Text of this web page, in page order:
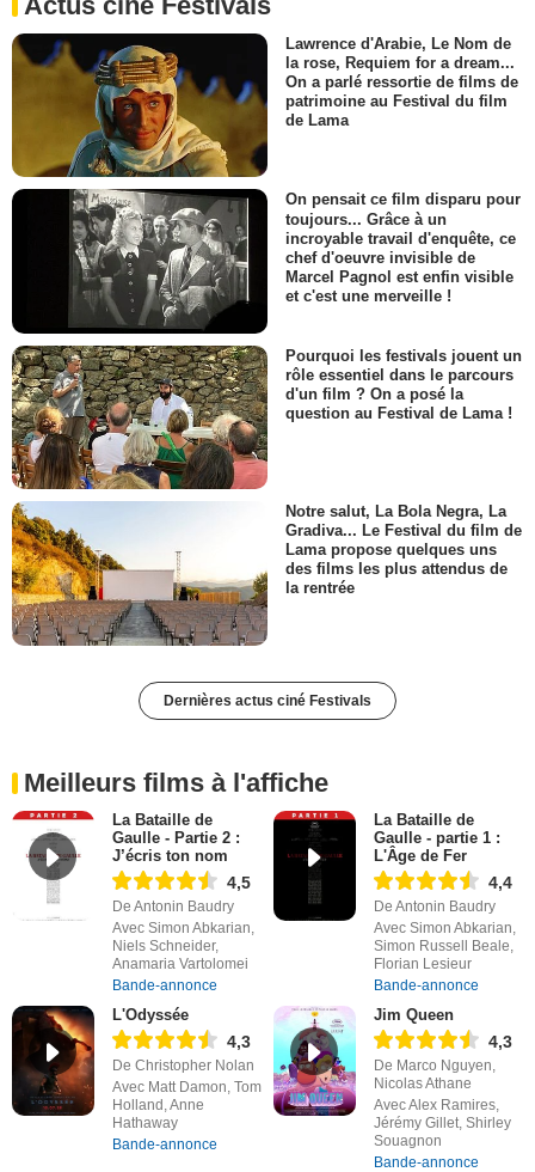
Lawrence d'Arabie, Le Nom de
la rose, Requiem for a dream...
On a parlé ressortie de films de
patrimoine au Festival du film
de Lama
On pensait ce film disparu pour
toujours... Grâce à un
incroyable travail d'enquête, ce
chef d'oeuvre invisible de
Marcel Pagnol est enfin visible
et c'est une merveille !
Pourquoi les festivals jouent un
rôle essentiel dans le parcours
d'un film ? On a posé la
question au Festival de Lama !
Notre salut, La Bola Negra, La
Gradiva... Le Festival du film de
Lama propose quelques uns
des films les plus attendus de
la rentrée
Dernières actus ciné Festivals
Meilleurs films à l'affiche
La Bataille de
Gaulle - Partie 2 :
J’écris ton nom
4,5
De Antonin Baudry
Avec Simon Abkarian,
Niels Schneider,
Anamaria Vartolomei
Bande-annonce
La Bataille de
Gaulle - partie 1 :
L'Âge de Fer
4,4
De Antonin Baudry
Avec Simon Abkarian,
Simon Russell Beale,
Florian Lesieur
Bande-annonce
L'Odyssée
4,3
De Christopher Nolan
Avec Matt Damon, Tom
Holland, Anne
Hathaway
Bande-annonce
Jim Queen
4,3
De Marco Nguyen,
Nicolas Athane
Avec Alex Ramires,
Jérémy Gillet, Shirley
Souagnon
Bande-annonce